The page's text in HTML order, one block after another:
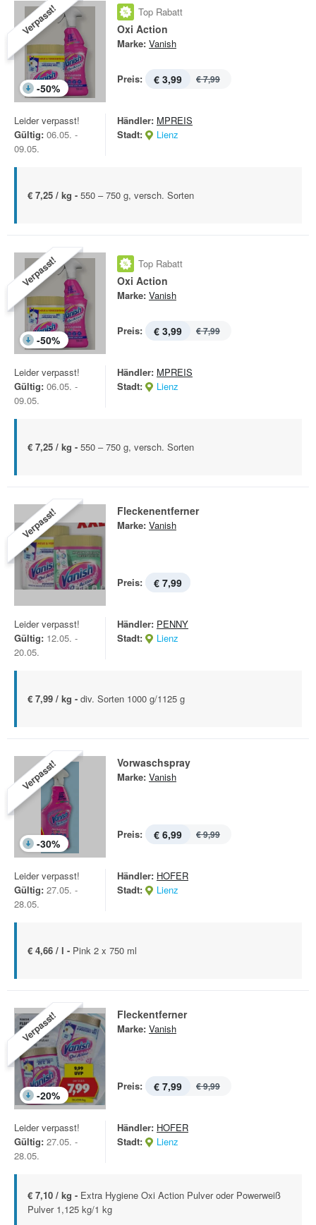
Verpasst!
-50%
Top Rabatt
Oxi Action
Marke: Vanish
Preis: € 3,99 € 7,99
Leider verpasst!
Gültig: 06.05. -
09.05.
Händler: MPREIS
Stadt:
Lienz
€ 7,25 / kg - 550 – 750 g, versch. Sorten
Verpasst!
-50%
Top Rabatt
Oxi Action
Marke: Vanish
Preis: € 3,99 € 7,99
Leider verpasst!
Gültig: 06.05. -
09.05.
Händler: MPREIS
Stadt:
Lienz
€ 7,25 / kg - 550 – 750 g, versch. Sorten
Verpasst! Fleckenentferner
Marke: Vanish
Preis: € 7,99
Leider verpasst!
Gültig: 12.05. -
20.05.
Händler: PENNY
Stadt:
Lienz
€ 7,99 / kg - div. Sorten 1000 g/1125 g
Verpasst!
-30%
Vorwaschspray
Marke: Vanish
Preis: € 6,99 € 9,99
Leider verpasst!
Gültig: 27.05. -
28.05.
Händler: HOFER
Stadt:
Lienz
€ 4,66 / l - Pink 2 x 750 ml
Verpasst!
-20%
Fleckentferner
Marke: Vanish
Preis: € 7,99 € 9,99
Leider verpasst!
Gültig: 27.05. -
28.05.
Händler: HOFER
Stadt:
Lienz
€ 7,10 / kg - Extra Hygiene Oxi Action Pulver oder Powerweiß
Pulver 1,125 kg/1 kg